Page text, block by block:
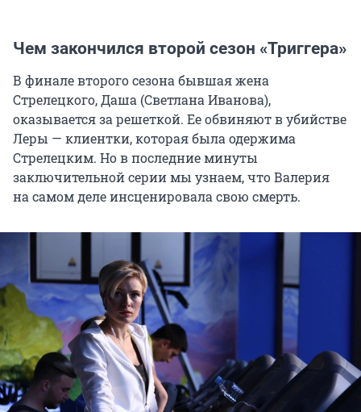
Чем закончился второй сезон «Триггера»
В финале второго сезона бывшая жена
Стрелецкого, Даша (Светлана Иванова),
оказывается за решеткой. Ее обвиняют в убийстве
Леры — клиентки, которая была одержима
Стрелецким. Но в последние минуты
заключительной серии мы узнаем, что Валерия
на самом деле инсценировала свою смерть.